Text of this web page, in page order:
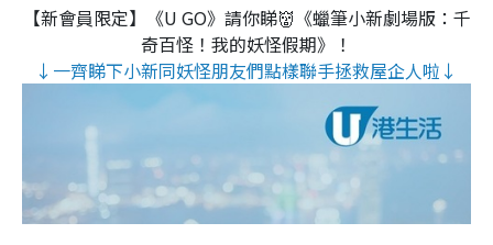
【新會員限定】《U GO》請你睇👹《蠟筆小新劇場版：千
奇百怪！我的妖怪假期》！
↓一齊睇下小新同妖怪朋友們點樣聯手拯救屋企人啦↓